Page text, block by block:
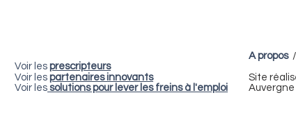
Voir les prescripteurs
Voir les partenaires innovants
Voir les solutions pour lever les freins à l'emploi
A propos/
Site
Auvergne